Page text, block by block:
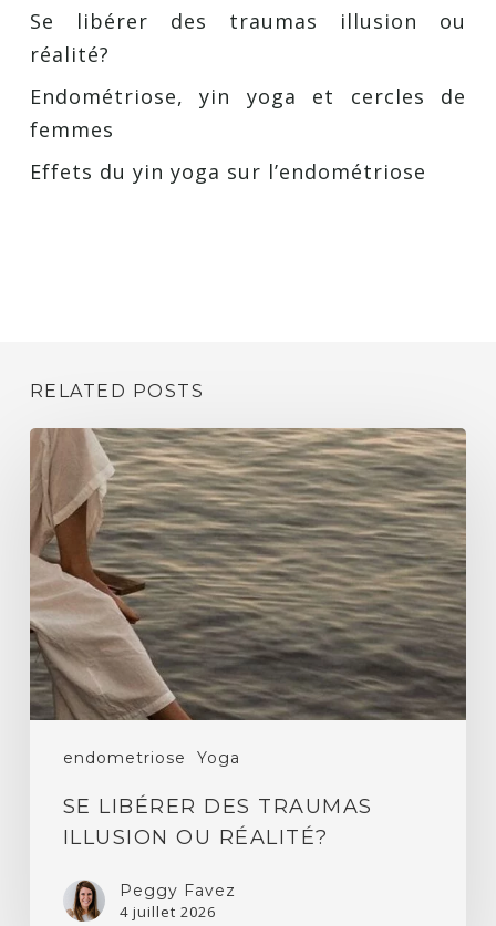
Se libérer des traumas illusion ou
réalité?
Endométriose, yin yoga et cercles de
femmes
Effets du yin yoga sur l’endométriose
RELATED POSTS
endometriose Yoga
Se
libérer
des
traumas
illusion
ou
réalité?
SE LIBÉRER DES TRAUMAS
ILLUSION OU RÉALITÉ?
Peggy Favez
4 juillet 2026